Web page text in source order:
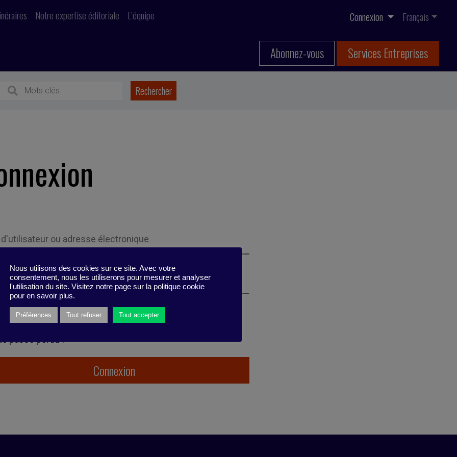
Notre expertise éditoriale L’équipe Connexion Français
Abonnez-vous Services Entreprises
souvenir de moi
passe perdu ?
Nous utilisons des cookies sur ce site. Avec votre
consentement, nous les utiliserons pour mesurer et analyser
l'utilisation du site. Visitez notre page sur la politique cookie
pour en savoir plus.
Préférences Tout refuser Tout accepter